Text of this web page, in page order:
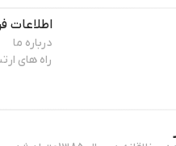
اطلاعات
درباره ما
راه های